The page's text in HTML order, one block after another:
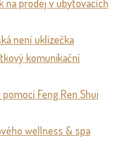
na prodej v ubytovacích
není uklízečka
komunikační
Feng Ren Shui
wellness & spa